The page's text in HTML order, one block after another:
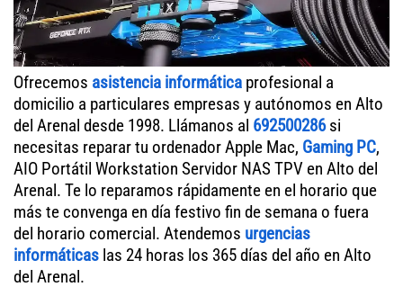
Ofrecemos asistencia informática profesional a
domicilio a particulares empresas y autónomos en Alto
del Arenal desde 1998. Llámanos al 692500286si
necesitas reparar tu ordenador Apple Mac, Gaming PC,
AIO Portátil Workstation Servidor NAS TPV en Alto del
Arenal. Te lo reparamos rápidamente en el horario que
más te convenga en día festivo fin de semana o fuera
del horario comercial. Atendemos urgencias
informáticas las 24 horas los 365 días del año en Alto
del Arenal.